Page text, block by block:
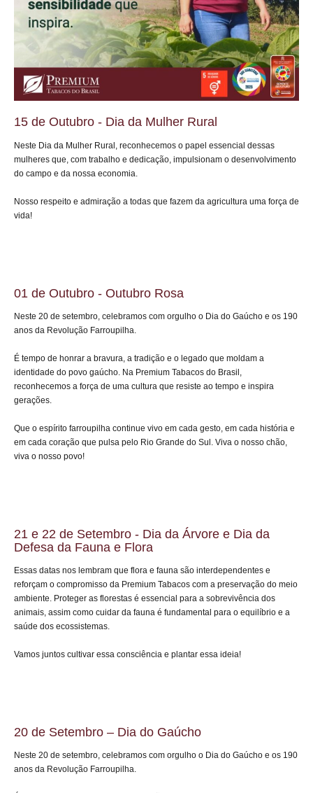
15 de Outubro - Dia da Mulher Rural
Neste Dia da Mulher Rural, reconhecemos o papel essencial dessas
mulheres que, com trabalho e dedicação, impulsionam o desenvolvimento
do campo e da nossa economia.
Nosso respeito e admiração a todas que fazem da agricultura uma força de
vida!
01 de Outubro - Outubro Rosa
Neste 20 de setembro, celebramos com orgulho o Dia do Gaúcho e os 190
anos da Revolução Farroupilha.
É tempo de honrar a bravura, a tradição e o legado que moldam a
identidade do povo gaúcho. Na Premium Tabacos do Brasil,
reconhecemos a força de uma cultura que resiste ao tempo e inspira
gerações.
Que o espírito farroupilha continue vivo em cada gesto, em cada história e
em cada coração que pulsa pelo Rio Grande do Sul. Viva o nosso chão,
viva o nosso povo!
21 e 22 de Setembro - Dia da Árvore e Dia da
Defesa da Fauna e Flora
Essas datas nos lembram que flora e fauna são interdependentes e
reforçam o compromisso da Premium Tabacos com a preservação do meio
ambiente. Proteger as florestas é essencial para a sobrevivência dos
animais, assim como cuidar da fauna é fundamental para o equilíbrio e a
saúde dos ecossistemas.
Vamos juntos cultivar essa consciência e plantar essa ideia!
20 de Setembro – Dia do Gaúcho
Neste 20 de setembro, celebramos com orgulho o Dia do Gaúcho e os 190
anos da Revolução Farroupilha.